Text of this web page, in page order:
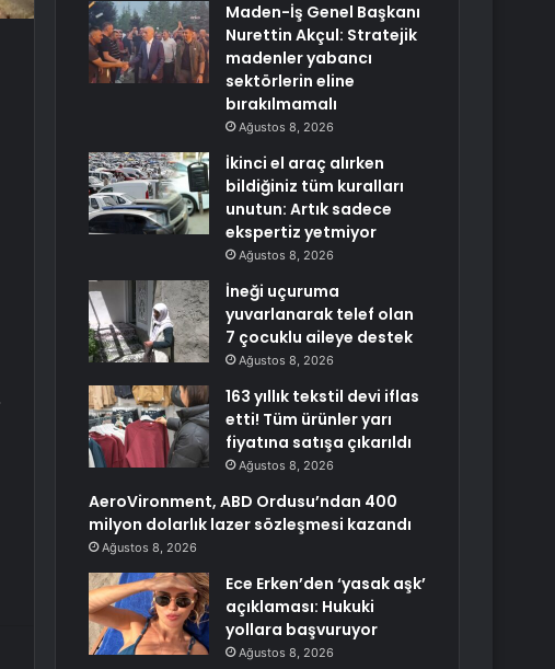
Maden-İş Genel Başkanı
Nurettin Akçul: Stratejik
madenler yabancı
sektörlerin eline
bırakılmamalı
Ağustos 8, 2026
İkinci el araç alırken
bildiğiniz tüm kuralları
unutun: Artık sadece
ekspertiz yetmiyor
Ağustos 8, 2026
İneği uçuruma
yuvarlanarak telef olan
7 çocuklu aileye destek
Ağustos 8, 2026
163 yıllık tekstil devi iflas
etti! Tüm ürünler yarı
fiyatına satışa çıkarıldı
Ağustos 8, 2026
AeroVironment, ABD Ordusu’ndan 400
milyon dolarlık lazer sözleşmesi kazandı
Ağustos 8, 2026
Ece Erken’den ‘yasak aşk’
açıklaması: Hukuki
yollara başvuruyor
Ağustos 8, 2026